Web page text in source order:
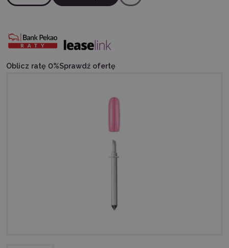
Oblicz ratę 0%Sprawdź ofertę